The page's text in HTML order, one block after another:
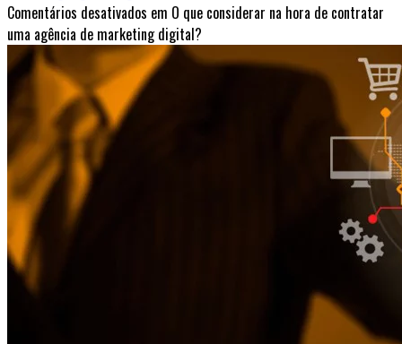
Comentários desativados em O que considerar na hora de contratar
uma agência de marketing digital?